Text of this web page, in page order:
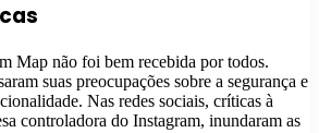
Map não foi bem recebida por todos.
suas preocupações sobre a segurança e
Nas redes sociais, críticas à
controladora do Instagram, inundaram as